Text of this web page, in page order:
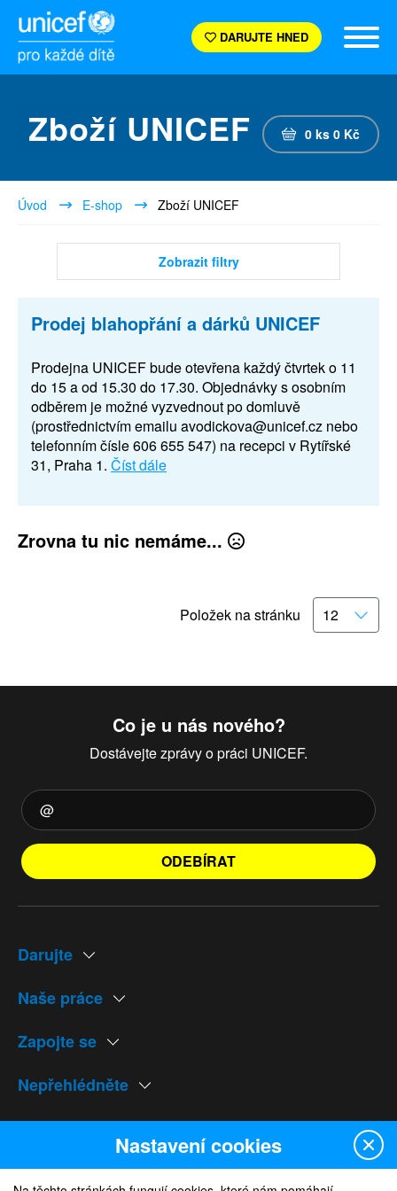
DARUJTE HNED
Zboží UNICEF 0 ks 0 Kč
Úvod E-shop Zboží UNICEF
Zobrazit filtry
Prodej blahopřání a dárků UNICEF
Prodejna UNICEF bude otevřena každý čtvrtek o 11
do 15 a od 15.30 do 17.30. Objednávky s osobním
odběrem je možné vyzvednout po domluvě
(prostřednictvím emailu avodickova@unicef.cz nebo
telefonním čísle 606 655 547) na recepci v Rytířské
31, Praha 1. Číst dále
Zrovna tu nic nemáme...
Položek na stránku
Co je u nás nového?
Dostávejte zprávy o práci UNICEF.
ODEBÍRAT
Darujte
Naše práce
Zapojte se
Nepřehlédněte
Naše weby
Nastavení cookies